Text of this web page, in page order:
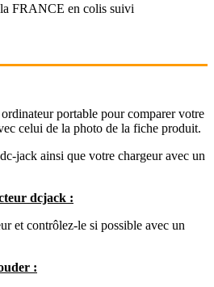
FRANCE en colis suivi
portable pour comparer votre
celui de la photo de la fiche produit.
jack ainsi que votre chargeur avec un
dcjack :
et contrôlez-le si possible avec un
: